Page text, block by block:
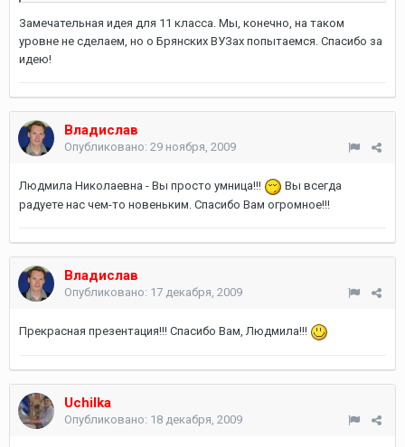
Замечательная идея для 11 класса. Мы, конечно, на таком
уровне не сделаем, но о Брянских ВУЗах попытаемся. Спасибо за
идею!
Владислав
Опубликовано: 29 ноября, 2009
Людмила Николаевна - Вы просто умница!!!
Вы всегда
радуете нас чем-то новеньким. Спасибо Вам огромное!!!
Владислав
Опубликовано: 17 декабря, 2009
Прекрасная презентация!!! Спасибо Вам, Людмила!!!
Uchilka
Опубликовано: 18 декабря, 2009